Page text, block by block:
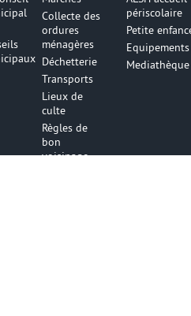
Collecte des
ordures
ménagères
Déchetterie
Transports
Lieux de
culte
Règles de
bon
voisinage
périscolaire
Petite
Mediathèque